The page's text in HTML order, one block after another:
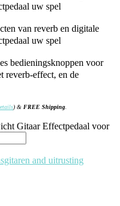
uw spel
van reverb en digitale
uw spel
bedieningsknoppen voor
reverb-effect, en de
) & FREE Shipping
Gitaar Effectpedaal voor
and uitrusting